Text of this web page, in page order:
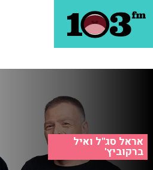
אראל סג"ל ואיל
ברקוביץ'